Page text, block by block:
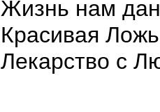
Жизнь нам
Красивая
Лекарство с